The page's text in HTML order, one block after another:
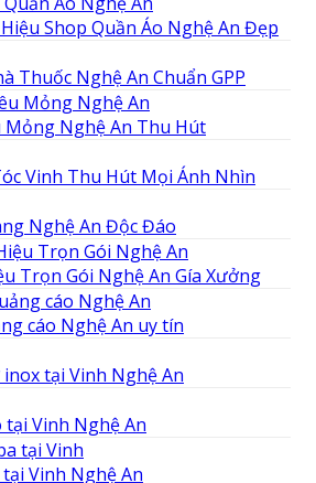
Shop Quần Áo Nghệ An Đẹp
Thuốc Nghệ An Chuẩn GPP
Mỏng Nghệ An Thu Hút
Vinh Thu Hút Mọi Ánh Nhìn
Nghệ An Độc Đáo
Trọn Gói Nghệ An Gía Xưởng
cáo Nghệ An uy tín
tại Vinh Nghệ An
tại Vinh Nghệ An
Vinh Nghệ An